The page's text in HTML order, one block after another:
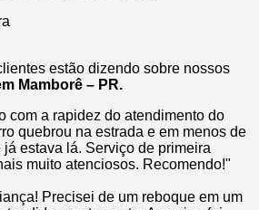
estão dizendo sobre nossos
Mamborê – PR.
com a rapidez do atendimento do
quebrou na estrada e em menos de
estava lá. Serviço de primeira
muito atenciosos. Recomendo!"
Precisei de um reboque em um